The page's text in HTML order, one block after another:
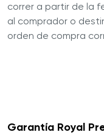
Garantía Royal
correr a partir de la
al comprador o
orden de compra